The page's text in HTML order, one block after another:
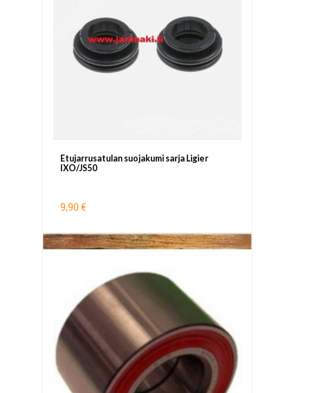
Etujarrusatulan suojakumi sarja Ligier
IXO/JS50
9,90 €